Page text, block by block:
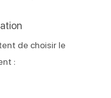
de choisir le
: